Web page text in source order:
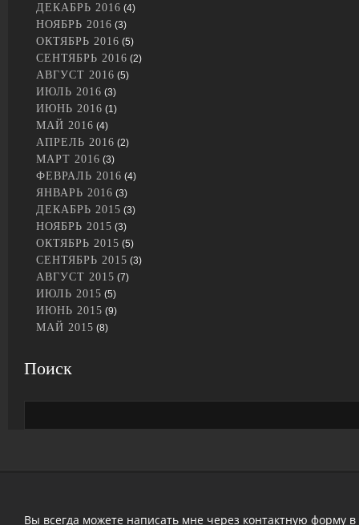
ДЕКАБРЬ 2016 (4)
НОЯБРЬ 2016 (3)
ОКТЯБРЬ 2016 (5)
СЕНТЯБРЬ 2016 (2)
АВГУСТ 2016 (5)
ИЮЛЬ 2016 (3)
ИЮНЬ 2016 (1)
МАЙ 2016 (4)
АПРЕЛЬ 2016 (2)
МАРТ 2016 (3)
ФЕВРАЛЬ 2016 (4)
ЯНВАРЬ 2016 (3)
ДЕКАБРЬ 2015 (3)
НОЯБРЬ 2015 (3)
ОКТЯБРЬ 2015 (5)
СЕНТЯБРЬ 2015 (3)
АВГУСТ 2015 (7)
ИЮЛЬ 2015 (5)
ИЮНЬ 2015 (9)
МАЙ 2015 (8)
Поиск
Вы всегда можете написать мне через контактную форму в